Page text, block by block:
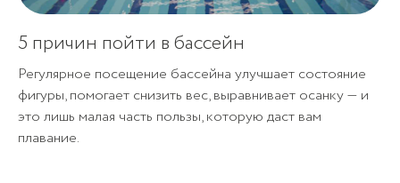
5 причин пойти в бассейн
Регулярное посещение бассейна улучшает состояние
фигуры, помогает снизить вес, выравнивает осанку — и
это лишь малая часть пользы, которую даст вам
плавание.